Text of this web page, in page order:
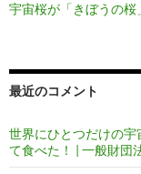
宇宙桜が「きぼうの桜
最近のコメント
世界にひとつだけの宇
て食べた！ | 一般財団